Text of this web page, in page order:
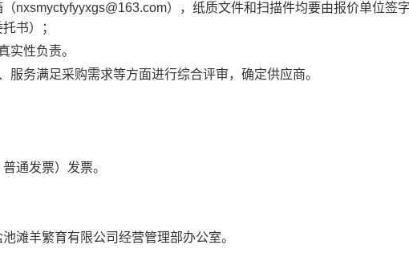
nxsmyctyfyyxgs@163.com），纸质文件和扫描件均要由报价单位签
书）；
实性负责。
务满足采购需求等方面进行综合评审，确定供应商。
通发票）发票。
滩羊繁育有限公司经营管理部办公室。